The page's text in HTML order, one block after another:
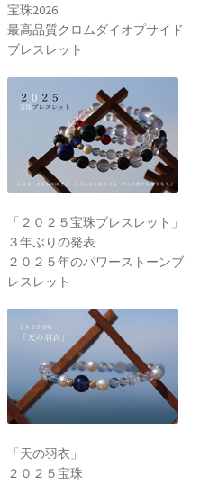
宝珠2026
最高品質クロムダイオプサイド
ブレスレット
「２０２５宝珠ブレスレット」
３年ぶりの発表
２０２５年のパワーストーンブ
レスレット
「天の羽衣」
２０２５宝珠